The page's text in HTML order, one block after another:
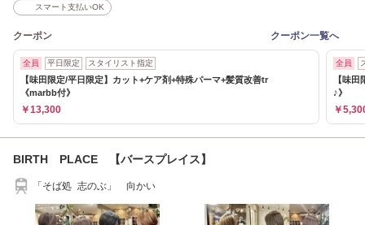
スマート支払いOK
クーポン クーポン一覧へ
全員 平日限定 スタイリスト指定
【味田限定/平日限定】カット+ケア剤+特殊パーマ+髪質改善tr
《marbb付》
￥13,300
全員
【味
♪》
￥
BIRTH PLACE 【バースプレイス】
「そば処 志のぶ」 向かい